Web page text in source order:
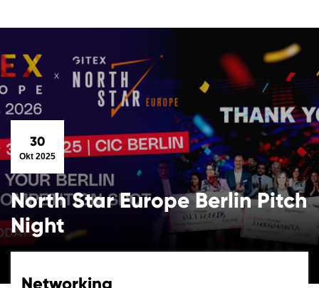
30
Okt 2025
North Star Europe Berlin Pitch
Night
Networking